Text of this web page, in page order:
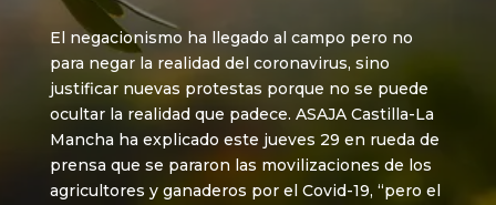
El negacionismo ha llegado al campo pero no
para negar la realidad del coronavirus, sino
justificar nuevas protestas porque no se puede
ocultar la realidad que padece. ASAJA Castilla-La
Mancha ha explicado este jueves 29 en rueda de
prensa que se pararon las movilizaciones de los
agricultores y ganaderos por el Covid-19, “pero el